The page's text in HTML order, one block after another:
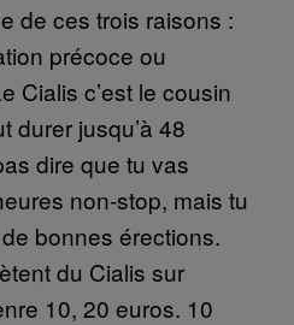
de ces trois raisons :
précoce ou
Cialis c’est le cousin
durer jusqu’à 48
dire que tu vas
non-stop, mais tu
bonnes érections.
du Cialis sur
10, 20 euros. 10